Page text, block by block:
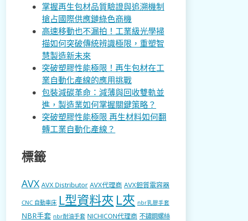
掌握再生包材品質驗證與追溯機制
搶占國際供應鏈綠色商機
高速移動也不漏拍！工業級光學掃
描如何突破傳統辨識極限，重塑智
慧製造新未來
突破塑膠性能極限！再生包材在工
業自動化產線的應用挑戰
包裝減碳革命：減薄與回收雙軌並
進，製造業如何掌握關鍵策略？
突破塑膠性能極限 再生材料如何翻
轉工業自動化產線？
標籤
AVX AVX Distributor AVX代理商 AVX鉭質電容器
CNC 自動車床 L型資料夾 L夾 nbr乳膠手套
NBR手套 nbr耐油手套 NICHICON代理商 不鏽鋼螺絲